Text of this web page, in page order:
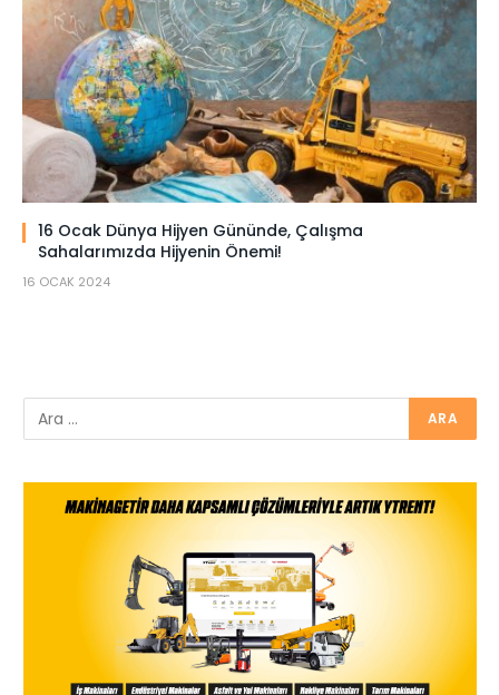
16 Ocak Dünya Hijyen Gününde, Çalışma
Sahalarımızda Hijyenin Önemi!
16 OCAK 2024